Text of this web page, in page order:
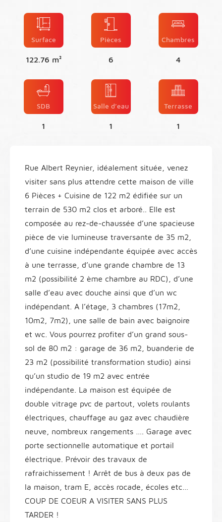
Surface
122.76 m²
Pièces
6
Chambres
4
SDB
1
Salle d’eau
1
Terrasse
1
Rue Albert Reynier, idéalement située, venez
visiter sans plus attendre cette maison de ville
6 Pièces + Cuisine de 122 m2 édifiée sur un
terrain de 530 m2 clos et arboré.. Elle est
composée au rez-de-chaussée d’une spacieuse
pièce de vie lumineuse traversante de 35 m2,
d’une cuisine indépendante équipée avec accès
à une terrasse, d’une grande chambre de 13
m2 (possibilité 2 ème chambre au RDC), d’une
salle d’eau avec douche ainsi que d’un wc
indépendant. A l’étage, 3 chambres (17m2,
10m2, 7m2), une salle de bain avec baignoire
et wc. Vous pourrez profiter d’un grand sous-
sol de 80 m2 : garage de 36 m2, buanderie de
23 m2 (possibilité transformation studio) ainsi
qu’un studio de 19 m2 avec entrée
indépendante. La maison est équipée de
double vitrage pvc de partout, volets roulants
électriques, chauffage au gaz avec chaudière
neuve, nombreux rangements …. Garage avec
porte sectionnelle automatique et portail
électrique. Prévoir des travaux de
rafraichissement ! Arrêt de bus à deux pas de
la maison, tram E, accès rocade, écoles etc…
COUP DE COEUR A VISITER SANS PLUS
TARDER !